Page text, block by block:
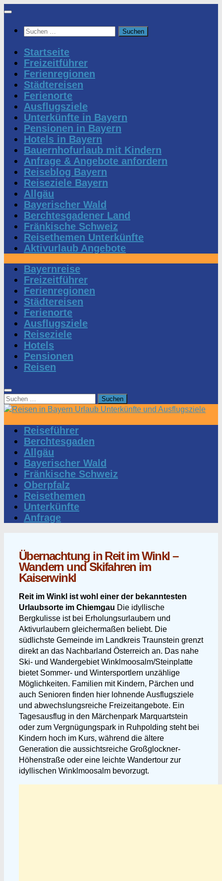
Zum
springenSuchen
Startseite
Freizeitführer
Ferienregionen
Städtereisen
Ferienorte
Ausflugsziele
Unterkünfte in Bayern
Pensionen in Bayern
Hotels in Bayern
Bauernhofurlaub mit Kindern
Anfrage & Angebote anfordern
Reiseblog Bayern
Reiseziele Bayern
Allgäu
Bayerischer Wald
Berchtesgadener Land
Fränkische Schweiz
Reisethemen Unterkünfte
Aktivurlaub Angebote
Bayernreise
Freizeitführer
Ferienregionen
Städtereisen
Ferienorte
Ausflugsziele
Reiseziele
Hotels
Pensionen
Reisen
Suchen
nach:
Reiseführer
Berchtesgaden
Allgäu
Bayerischer Wald
Fränkische Schweiz
Oberpfalz
Reisethemen
Unterkünfte
Anfrage
Übernachtung in Reit im Winkl –
Wandern und Skifahren im
Kaiserwinkl
Reit im Winkl ist wohl einer der bekanntesten
Urlaubsorte im Chiemgau Die idyllische
Bergkulisse ist bei Erholungsurlaubern und
Aktivurlaubern gleichermaßen beliebt. Die
südlichste Gemeinde im Landkreis Traunstein grenzt
direkt an das Nachbarland Österreich an. Das nahe
Ski- und Wandergebiet Winklmoosalm/Steinplatte
bietet Sommer- und Wintersportlern unzählige
Möglichkeiten. Familien mit Kindern, Pärchen und
auch Senioren finden hier lohnende Ausflugsziele
und abwechslungsreiche Freizeitangebote. Ein
Tagesausflug in den Märchenpark Marquartstein
oder zum Vergnügungspark in Ruhpolding steht bei
Kindern hoch im Kurs, während die ältere
Generation die aussichtsreiche Großglockner-
Höhenstraße oder eine leichte Wandertour zur
idyllischen Winklmoosalm bevorzugt.